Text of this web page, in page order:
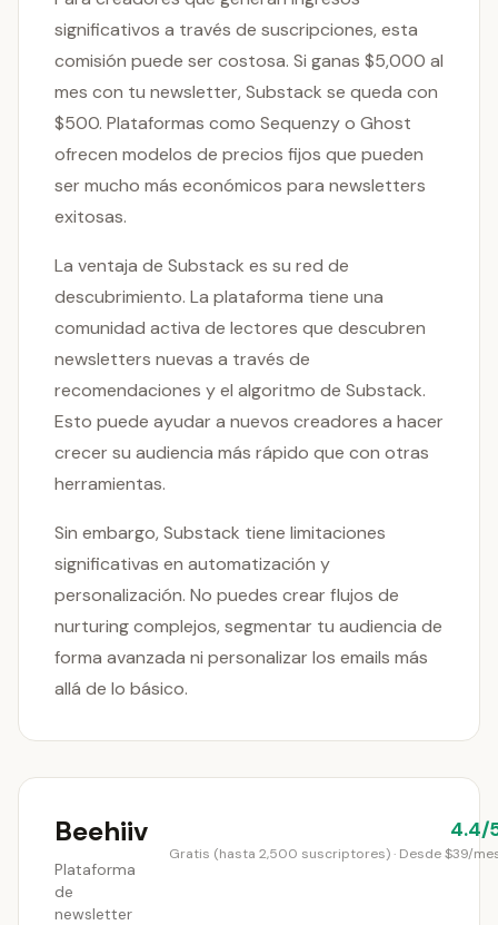
significativos a través de suscripciones, esta
comisión puede ser costosa. Si ganas $5,000 al
mes con tu newsletter, Substack se queda con
$500. Plataformas como Sequenzy o Ghost
ofrecen modelos de precios fijos que pueden
ser mucho más económicos para newsletters
exitosas.
La ventaja de Substack es su red de
descubrimiento. La plataforma tiene una
comunidad activa de lectores que descubren
newsletters nuevas a través de
recomendaciones y el algoritmo de Substack.
Esto puede ayudar a nuevos creadores a hacer
crecer su audiencia más rápido que con otras
herramientas.
Sin embargo, Substack tiene limitaciones
significativas en automatización y
personalización. No puedes crear flujos de
nurturing complejos, segmentar tu audiencia de
forma avanzada ni personalizar los emails más
allá de lo básico.
Beehiiv
Plataforma
de
newsletter
4.4/
Gratis (hasta 2,500 suscriptores) · Desde $39/